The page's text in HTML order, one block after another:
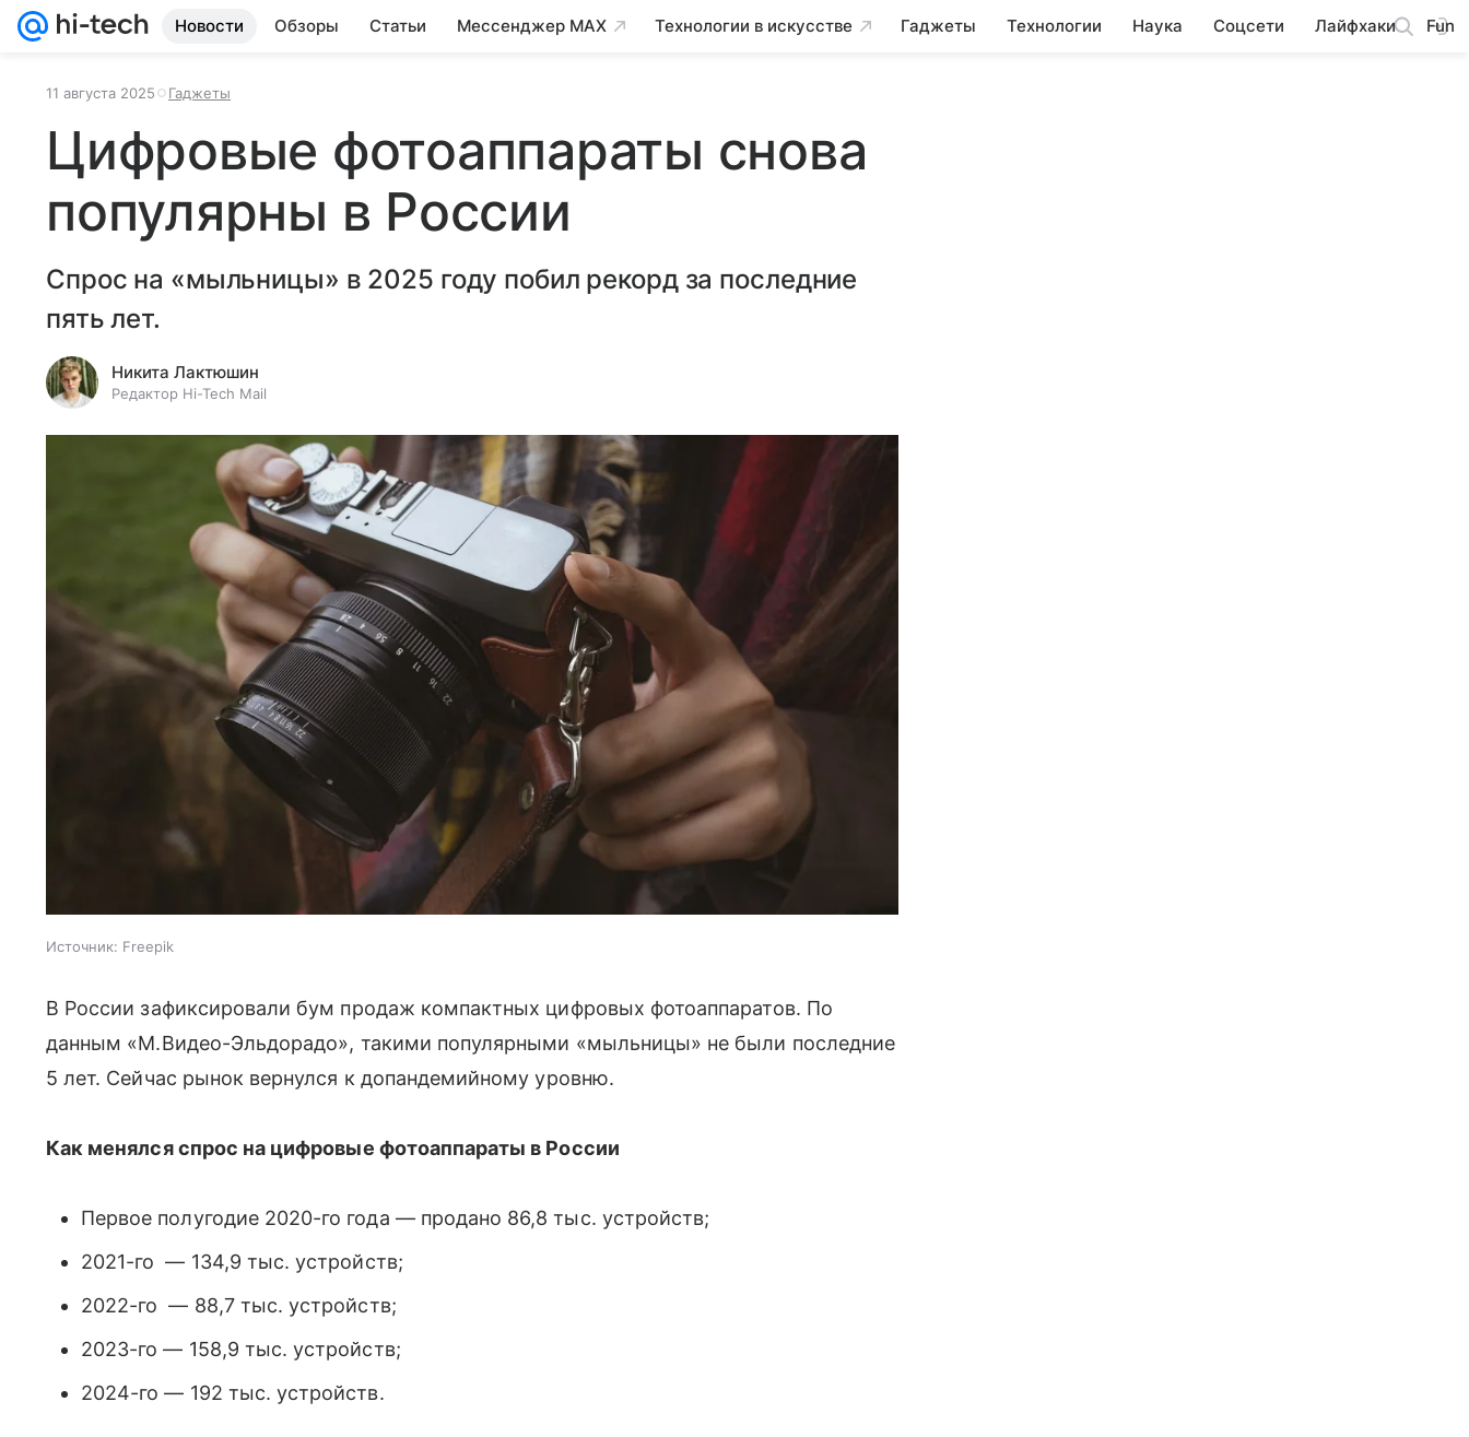
Новости Обзоры Статьи Мессенджер MAX Технологии в искусстве Гаджеты Технологии Наука Соцсети Лайфхаки Fun
11 августа 2025 Гаджеты
Цифровые фотоаппараты снова
популярны в России
Спрос на «мыльницы» в 2025 году побил рекорд за последние
пять лет.
Никита Лактюшин
Редактор Hi-Tech Mail
Источник: Freepik
В России зафиксировали бум продаж компактных цифровых фотоаппаратов. По
данным «М.Видео-Эльдорадо», такими популярными «мыльницы» не были последние
5 лет. Сейчас рынок вернулся к допандемийному уровню.
Как менялся спрос на цифровые фотоаппараты в России
Первое полугодие 2020-го года — продано 86,8 тыс. устройств;
2021-го — 134,9 тыс. устройств;
2022-го — 88,7 тыс. устройств;
2023-го — 158,9 тыс. устройств;
2024-го — 192 тыс. устройств.